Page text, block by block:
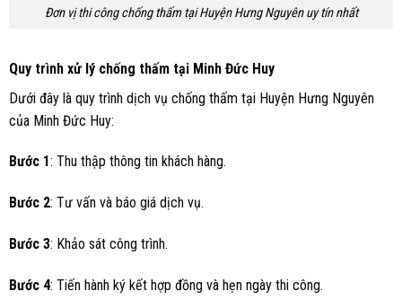
Đơn vị thi công chống thấm tại Huyện Hưng Nguyên uy tín nhất
Quy trình xử lý chống thấm tại Minh Đức Huy
Dưới đây là quy trình dịch vụ chống thấm tại Huyện Hưng Nguyên
của Minh Đức Huy:
Bước 1: Thu thập thông tin khách hàng.
Bước 2: Tư vấn và báo giá dịch vụ.
Bước 3: Khảo sát công trình.
Bước 4: Tiến hành ký kết hợp đồng và hẹn ngày thi công.